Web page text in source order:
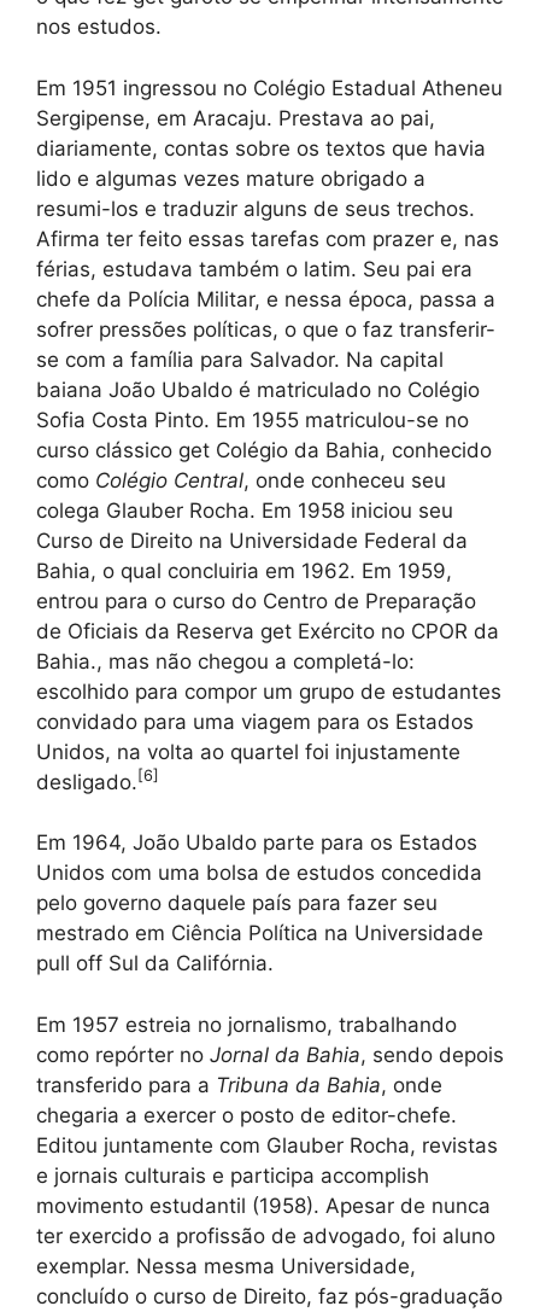
nos estudos.
Em 1951 ingressou no Colégio Estadual Atheneu
Sergipense, em Aracaju. Prestava ao pai,
diariamente, contas sobre os textos que havia
lido e algumas vezes mature obrigado a
resumi-los e traduzir alguns de seus trechos.
Afirma ter feito essas tarefas com prazer e, nas
férias, estudava também o latim. Seu pai era
chefe da Polícia Militar, e nessa época, passa a
sofrer pressões políticas, o que o faz transferir-
se com a família para Salvador. Na capital
baiana João Ubaldo é matriculado no Colégio
Sofia Costa Pinto. Em 1955 matriculou-se no
curso clássico get Colégio da Bahia, conhecido
como Colégio Central, onde conheceu seu
colega Glauber Rocha. Em 1958 iniciou seu
Curso de Direito na Universidade Federal da
Bahia, o qual concluiria em 1962. Em 1959,
entrou para o curso do Centro de Preparação
de Oficiais da Reserva get Exército no CPOR da
Bahia., mas não chegou a completá-lo:
escolhido para compor um grupo de estudantes
convidado para uma viagem para os Estados
Unidos, na volta ao quartel foi injustamente
desligado. [6]
Em 1964, João Ubaldo parte para os Estados
Unidos com uma bolsa de estudos concedida
pelo governo daquele país para fazer seu
mestrado em Ciência Política na Universidade
pull off Sul da Califórnia.
Em 1957 estreia no jornalismo, trabalhando
como repórter no Jornal da Bahia, sendo depois
transferido para a Tribuna da Bahia, onde
chegaria a exercer o posto de editor-chefe.
Editou juntamente com Glauber Rocha, revistas
e jornais culturais e participa accomplish
movimento estudantil (1958). Apesar de nunca
ter exercido a profissão de advogado, foi aluno
exemplar. Nessa mesma Universidade,
concluído o curso de Direito, faz pós-graduação